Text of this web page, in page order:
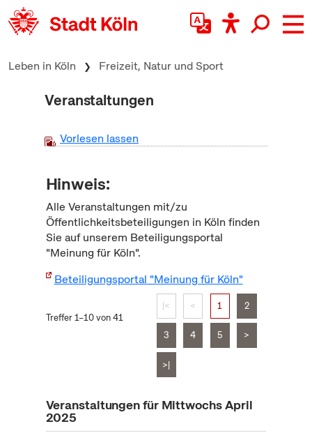
zum Inhalt springen
Leben in Köln Freizeit, Natur und Sport
Veranstaltungen
Vorlesen lassen
Hinweis:
Alle Veranstaltungen mit/zu
Öffentlichkeitsbeteiligungen in Köln finden
Sie auf unserem Beteiligungsportal
"Meinung für Köln".
Beteiligungsportal "Meinung für Köln"
Treffer 1–10 von 41
|< < 1 2
3 4 5 >
>|
Veranstaltungen für Mittwochs April
2025